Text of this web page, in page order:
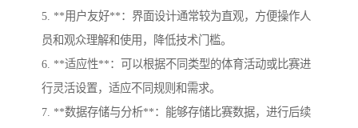
5. **用户友好**：界面设计通常较为直观，方便操作人
员和观众理解和使用，降低技术门槛。
6. **适应性**：可以根据不同类型的体育活动或比赛进
行灵活设置，适应不同规则和需求。
7. **数据存储与分析**：能够存储比赛数据，进行后续